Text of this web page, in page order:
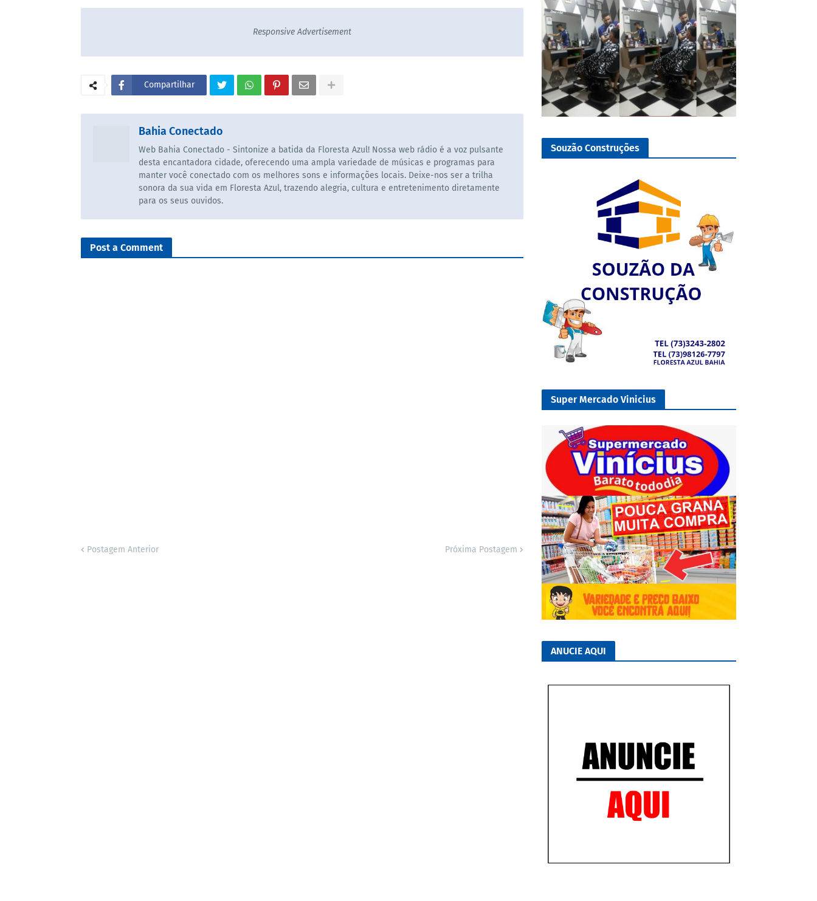
Responsive Advertisement
Compartilhar
Bahia Conectado
Web Bahia Conectado - Sintonize a batida da Floresta Azul! Nossa web rádio é a voz pulsante
desta encantadora cidade, oferecendo uma ampla variedade de músicas e programas para
manter você conectado com os melhores sons e informações locais. Deixe-nos ser a trilha
sonora da sua vida em Floresta Azul, trazendo alegria, cultura e entretenimento diretamente
para os seus ouvidos.
Post a Comment
Postagem Anterior Próxima Postagem
Souzão Construções
Super Mercado Vinicius
ANUCIE AQUI